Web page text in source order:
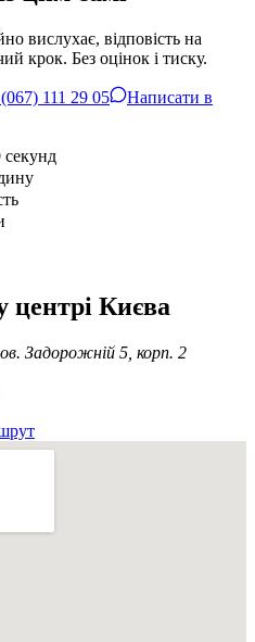
вислухає, відповість на
крок. Без оцінок і тиску.
111 29 05
Написати в
секунд
центрі Києва
Задорожній 5, корп. 2